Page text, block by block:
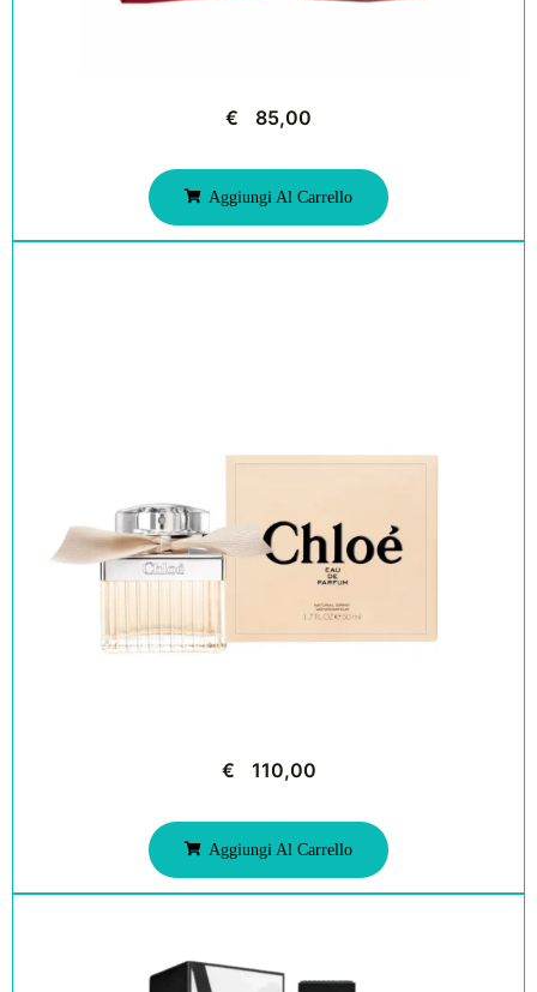
€ 85,00
Aggiungi Al Carrello
€ 110,00
Aggiungi Al Carrello